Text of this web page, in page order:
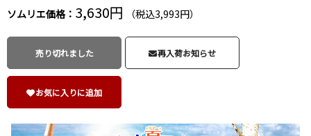
ソムリエ価格： 3,630円 （税込3,993円）
売り切れました 再入荷お知らせ
お気に入りに追加